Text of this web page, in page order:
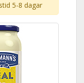
5-8 dagar